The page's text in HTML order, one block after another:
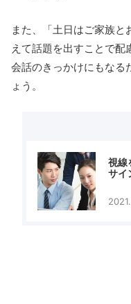
また、「土日はご家族
えて話題を出すことで配
会話のきっかけにもなる
ょう。
視線
サイ